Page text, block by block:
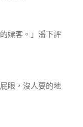
嫖客。」潘下評
眼，沒人要的地